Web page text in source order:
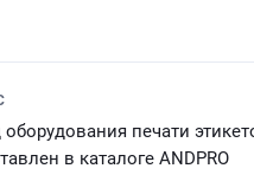
оборудования печати
в каталоге ANDPRO